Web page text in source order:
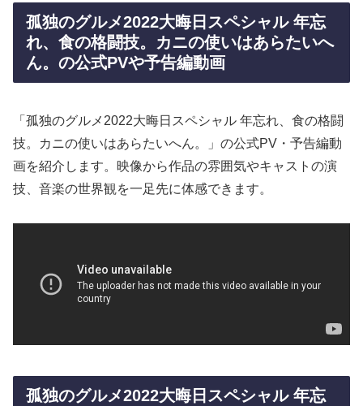
孤独のグルメ2022大晦日スペシャル 年忘
れ、食の格闘技。カニの使いはあらたいへ
ん。の公式PVや予告編動画
「孤独のグルメ2022大晦日スペシャル 年忘れ、食の格闘
技。カニの使いはあらたいへん。」の公式PV・予告編動
画を紹介します。映像から作品の雰囲気やキャストの演
技、音楽の世界観を一足先に体感できます。
孤独のグルメ2022大晦日スペシャル 年忘